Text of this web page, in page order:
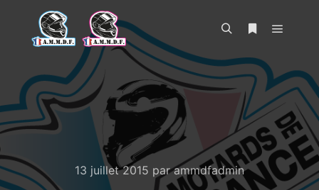
13 juillet 2015 parammdfadmin